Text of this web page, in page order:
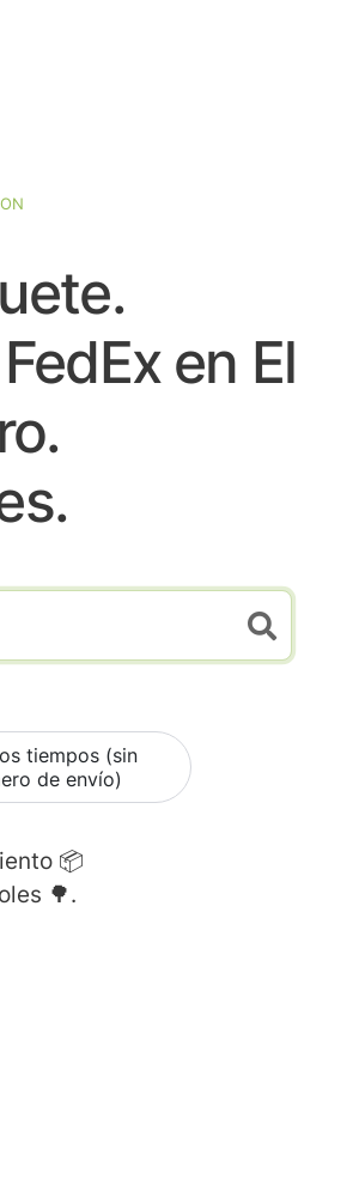
en El
tiempos (sin
de envío)
📦
🌳.